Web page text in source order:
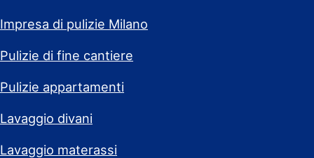
Impresa di pulizie Milano
Pulizie di fine cantiere
Pulizie appartamenti
Lavaggio divani
Lavaggio materassi